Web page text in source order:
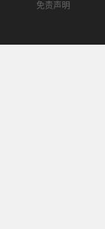
免责声明